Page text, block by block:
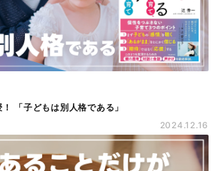
！ 「子どもは別人格である」
2024.12.16